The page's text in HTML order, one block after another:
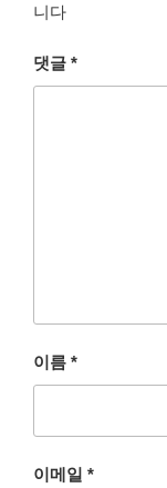
니다
댓글 *
이름 *
이메일 *